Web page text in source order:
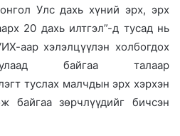
Улс дахь хүний эрх, эрх
20 дахь илтгэл”-д тусад нь
аар хэлэлцүүлэн холбогдох
байгаа талаар
туслах малчдын эрх хэрхэн
байгаа зөрчлүүдийг бичсэн